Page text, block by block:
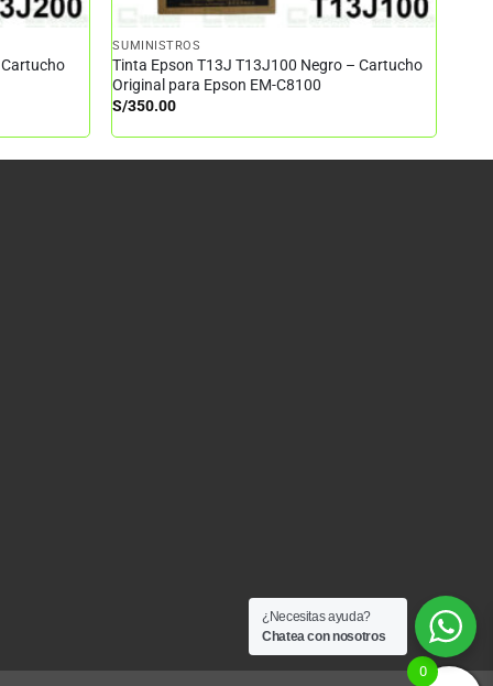
SUMINISTROS
Tinta Epson T13J T13J100 Negro – Cartucho
Original para Epson EM-C8100
S/350.00
¿Necesitas ayuda?
Chatea con nosotros
0